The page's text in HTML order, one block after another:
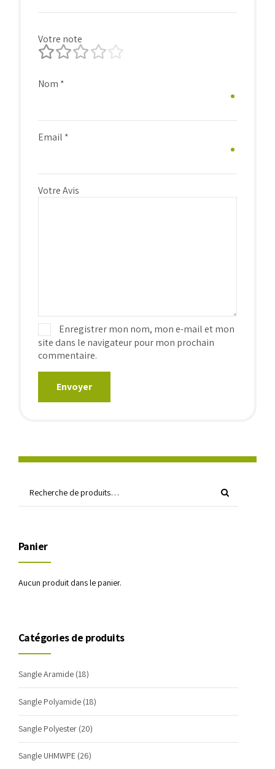
Votre note
Votre Avis
Nom *
Email *
Enregistrer mon nom, mon e-mail et mon
site dans le navigateur pour mon prochain
commentaire.
Panier
Aucun produit dans le panier.
Catégories de produits
Sangle Aramide (18)
Sangle Polyamide (18)
Sangle Polyester (20)
Sangle UHMWPE (26)